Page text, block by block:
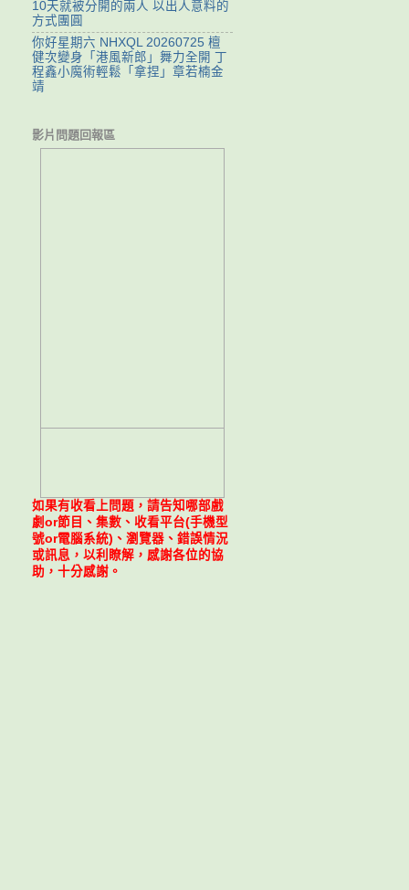
10天就被分開的兩人 以出人意料的
方式團圓
你好星期六 NHXQL 20260725 檀
健次變身「港風新郎」舞力全開 丁
程鑫小魔術輕鬆「拿捏」章若楠金
靖
影片問題回報區
如果有收看上問題，請告知哪部戲
劇or節目、集數、收看平台(手機型
號or電腦系統)、瀏覽器、錯誤情況
或訊息，以利瞭解，感謝各位的協
助，十分感謝。